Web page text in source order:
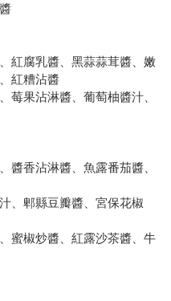
紅腐乳醬、黑蒜蒜茸醬、嫩
紅糟沾醬
莓果沾淋醬、葡萄柚醬汁、
醬香沾淋醬、魚露番茄醬、
、郫縣豆瓣醬、宮保花椒
蜜椒炒醬、紅露沙茶醬、牛